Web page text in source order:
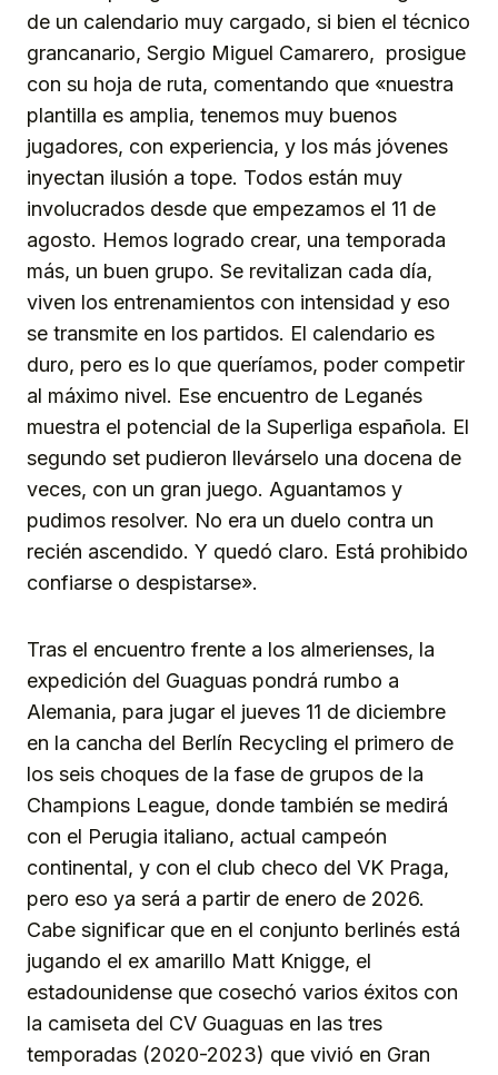
de un calendario muy cargado, si bien el técnico
grancanario, Sergio Miguel Camarero, prosigue
con su hoja de ruta, comentando que «nuestra
plantilla es amplia, tenemos muy buenos
jugadores, con experiencia, y los más jóvenes
inyectan ilusión a tope. Todos están muy
involucrados desde que empezamos el 11 de
agosto. Hemos logrado crear, una temporada
más, un buen grupo. Se revitalizan cada día,
viven los entrenamientos con intensidad y eso
se transmite en los partidos. El calendario es
duro, pero es lo que queríamos, poder competir
al máximo nivel. Ese encuentro de Leganés
muestra el potencial de la Superliga española. El
segundo set pudieron llevárselo una docena de
veces, con un gran juego. Aguantamos y
pudimos resolver. No era un duelo contra un
recién ascendido. Y quedó claro. Está prohibido
confiarse o despistarse».
Tras el encuentro frente a los almerienses, la
expedición del Guaguas pondrá rumbo a
Alemania, para jugar el jueves 11 de diciembre
en la cancha del Berlín Recycling el primero de
los seis choques de la fase de grupos de la
Champions League, donde también se medirá
con el Perugia italiano, actual campeón
continental, y con el club checo del VK Praga,
pero eso ya será a partir de enero de 2026.
Cabe significar que en el conjunto berlinés está
jugando el ex amarillo Matt Knigge, el
estadounidense que cosechó varios éxitos con
la camiseta del CV Guaguas en las tres
temporadas (2020-2023) que vivió en Gran